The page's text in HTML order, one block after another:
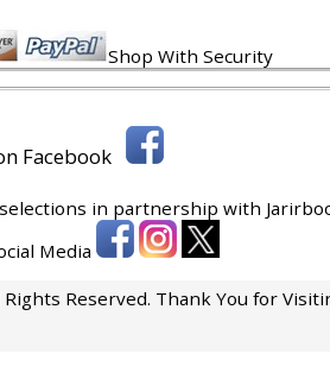
Shop With Security
Facebook
in partnership with
Media
Reserved. Thank You for